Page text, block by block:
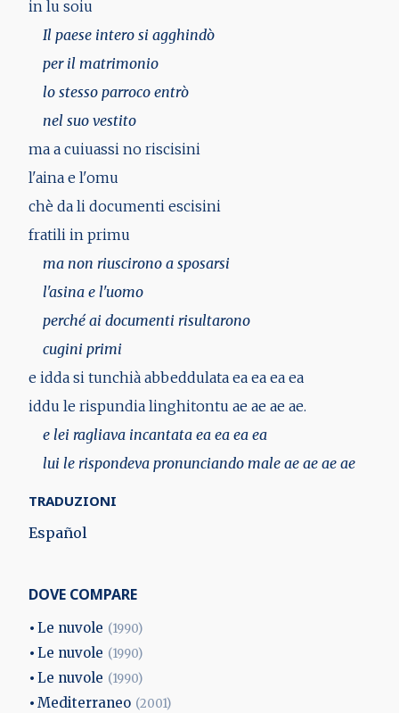
in lu soiu
Il paese intero si agghindò
per il matrimonio
lo stesso parroco entrò
nel suo vestito
ma a cuiuassi no riscisini
l'aina e l'omu
chè da li documenti escisini
fratili in primu
ma non riuscirono a sposarsi
l'asina e l'uomo
perché ai documenti risultarono
cugini primi
e idda si tunchià abbeddulata ea ea ea ea
iddu le rispundia linghitontu ae ae ae ae.
e lei ragliava incantata ea ea ea ea
lui le rispondeva pronunciando male ae ae ae ae
TRADUZIONI
Español
DOVE COMPARE
Le nuvole (1990)
Le nuvole (1990)
Le nuvole (1990)
Mediterraneo (2001)